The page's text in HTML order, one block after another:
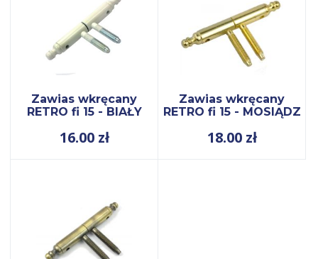
Zawias wkręcany
RETRO fi 15 - BIAŁY
16.00 zł
Zawias wkręcany
RETRO fi 15 - MOSIĄDZ
18.00 zł